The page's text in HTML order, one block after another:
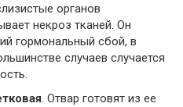
органов
некроз тканей. Он
гормональный сбой, в
случаев случается
. Отвар готовят из ее